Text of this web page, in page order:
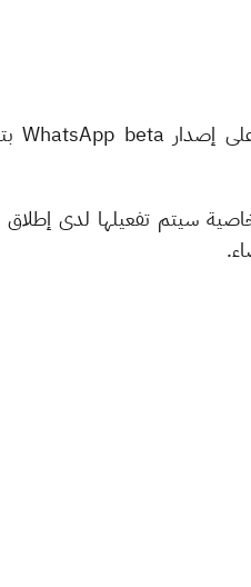
سيتم تفعيلها لدى إطلاق